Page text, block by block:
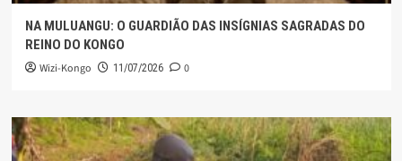
NA MULUANGU: O GUARDIÃO DAS INSÍGNIAS SAGRADAS DO
REINO DO KONGO
Wizi-Kongo 11/07/2026 0